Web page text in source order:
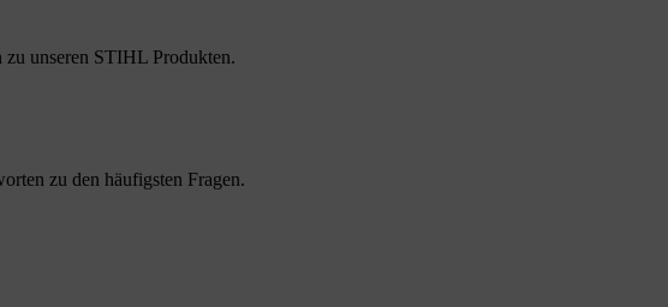
zu unseren STIHL Produkten.
zu den häufigsten Fragen.